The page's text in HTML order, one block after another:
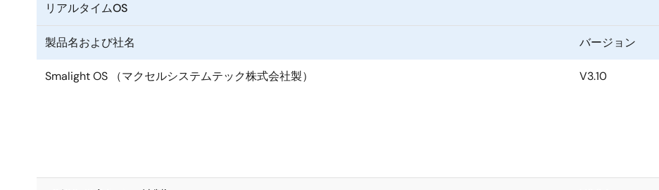
リアルタイムOS
製品名および社名
バージョン
Smalight OS （マクセルシステムテック株式会社製） V3.10